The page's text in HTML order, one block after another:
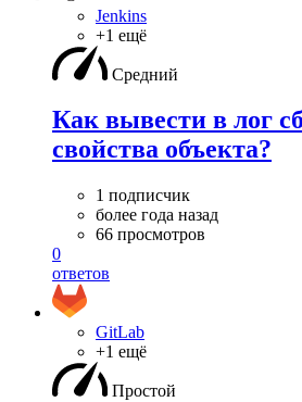
Jenkins
+1 ещё
Средний
Как вывести в лог
свойства объекта?
1 подписчик
более года назад
66 просмотров
0
ответов
GitLab
+1 ещё
Простой